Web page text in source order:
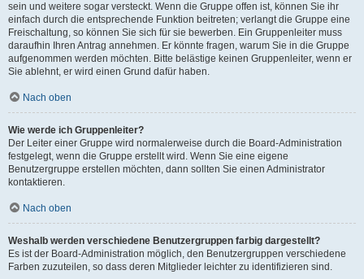
sein und weitere sogar versteckt. Wenn die Gruppe offen ist, können Sie ihr
einfach durch die entsprechende Funktion beitreten; verlangt die Gruppe eine
Freischaltung, so können Sie sich für sie bewerben. Ein Gruppenleiter muss
daraufhin Ihren Antrag annehmen. Er könnte fragen, warum Sie in die Gruppe
aufgenommen werden möchten. Bitte belästige keinen Gruppenleiter, wenn er
Sie ablehnt, er wird einen Grund dafür haben.
Nach oben
Wie werde ich Gruppenleiter?
Der Leiter einer Gruppe wird normalerweise durch die Board-Administration
festgelegt, wenn die Gruppe erstellt wird. Wenn Sie eine eigene
Benutzergruppe erstellen möchten, dann sollten Sie einen Administrator
kontaktieren.
Nach oben
Weshalb werden verschiedene Benutzergruppen farbig dargestellt?
Es ist der Board-Administration möglich, den Benutzergruppen verschiedene
Farben zuzuteilen, so dass deren Mitglieder leichter zu identifizieren sind.